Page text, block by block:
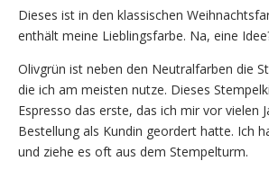
Dieses ist in den klassischen
enthält meine Lieblingsfarbe. Na, eine
Olivgrün ist neben den Neutralfarben die
die ich am meisten nutze. Dieses
Espresso das erste, das ich mir vor vielen
Bestellung als Kundin geordert hatte. Ich
und ziehe es oft aus dem Stempelturm.